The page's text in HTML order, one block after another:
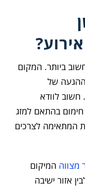
ביותר. המקום
של
חשוב לוודא
בהתאם למזג
המתאימה לצרכים
מצווה המיקום
אזור ישיבה